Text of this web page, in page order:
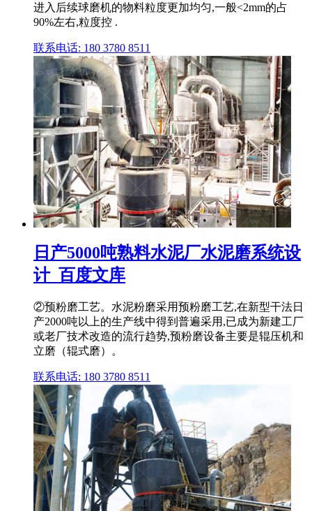
进入后续球磨机的物料粒度更加均匀,一般<2mm的占
90%左右,粒度控 .
联系电话: 180 3780 8511
日产5000吨熟料水泥厂水泥磨系统设
计_百度文库
②预粉磨工艺。水泥粉磨采用预粉磨工艺,在新型干法日
产2000吨以上的生产线中得到普遍采用,已成为新建工厂
或老厂技术改造的流行趋势,预粉磨设备主要是辊压机和
立磨（辊式磨）。
联系电话: 180 3780 8511